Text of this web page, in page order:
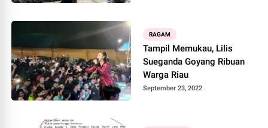
RAGAM
Tampil Memukau, Lilis
Sueganda Goyang Ribuan
Warga Riau
September 23, 2022